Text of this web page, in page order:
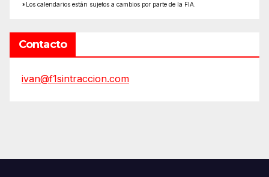
*Los calendarios están sujetos a cambios por parte de la FIA.
Contacto
ivan@f1sintraccion.com